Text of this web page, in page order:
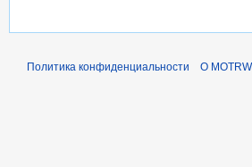
Политика конфиденциальности О